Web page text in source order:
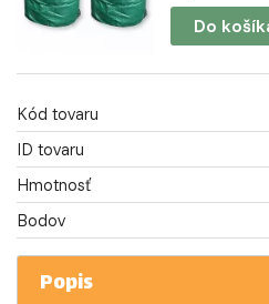
Do
Kód tovaru
ID tovaru
Hmotnosť
Bodov
Popis